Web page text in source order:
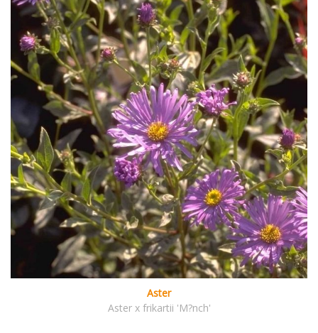
Aster
Aster x frikartii 'M?nch'